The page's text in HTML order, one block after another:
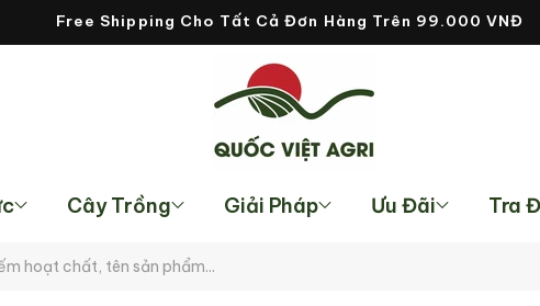
Free Shipping Cho Tất Cả Đơn Hàng Trên 99.000 VNĐ
Cây Trồng Giải Pháp Ưu Đãi Tra